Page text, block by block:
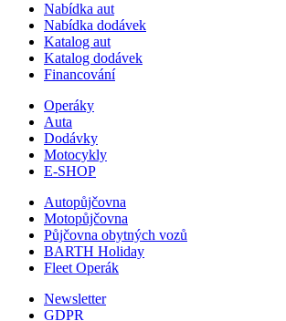
Nabídka aut
Nabídka dodávek
Katalog aut
Katalog dodávek
Financování
Operáky
Auta
Dodávky
Motocykly
E-SHOP
Autopůjčovna
Motopůjčovna
Půjčovna obytných vozů
BARTH Holiday
Fleet Operák
Newsletter
GDPR